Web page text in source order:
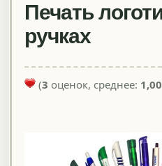
Печать
ручках
(3 оценок, среднее: 1,00